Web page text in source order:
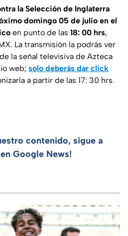
la Selección de Inglaterra
domingo 05 de julio en el
en punto de las 18: 00 hrs,
La transmisión la podrás ver
la señal televisiva de Azteca
web; solo deberás dar click
a partir de las 17: 30 hrs.
contenido, sigue a
Google News!